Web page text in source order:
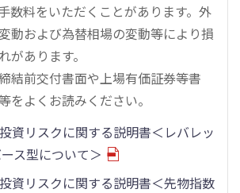
数料をいただくことがあります。外
動および為替相場の変動等により損
があります。
結前交付書面や上場有価証券等書
をよくお読みください。
資リスクに関する説明書＜レバレッ
ス型について＞
資リスクに関する説明書＜先物指数